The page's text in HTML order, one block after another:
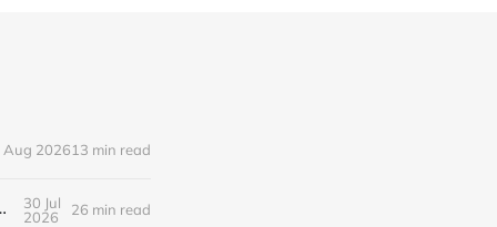
Aug 202613 min read
와 비즈니스가 향해야 할 방향
30 Jul
2026
26 min read